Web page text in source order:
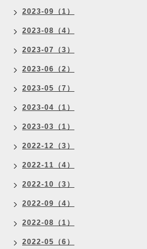
2023-09（1）
2023-08（4）
2023-07（3）
2023-06（2）
2023-05（7）
2023-04（1）
2023-03（1）
2022-12（3）
2022-11（4）
2022-10（3）
2022-09（4）
2022-08（1）
2022-05（6）